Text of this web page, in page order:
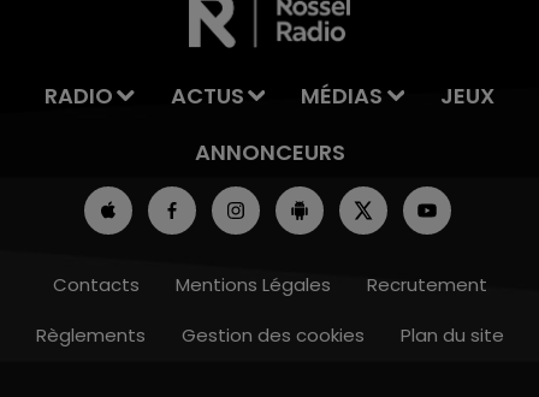
RADIO ACTUS MÉDIAS
JEUX
ANNONCEURS
Contacts Mentions Légales
Recrutement
Règlements
Gestion des cookies Plan du site